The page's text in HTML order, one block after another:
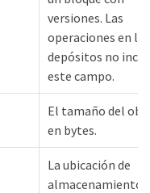
versiones. Las
operaciones en los
depósitos no
este campo.
El tamaño del
en bytes.
La ubicación de
almacenamiento